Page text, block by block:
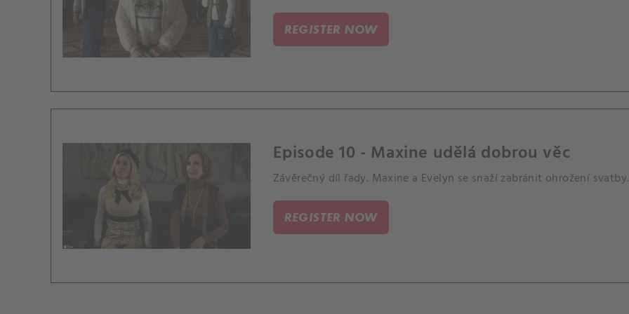
REGISTER NOW
Episode 10 - Maxine udělá dobrou věc
Závěrečný díl řady. Maxine a Evelyn se snaží zabránit ohrožení svatby.
REGISTER NOW